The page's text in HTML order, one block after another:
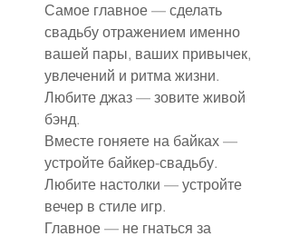
Самое главное — сделать
свадьбу отражением именно
вашей пары, ваших привычек,
увлечений и ритма жизни.
Любите джаз — зовите живой
бэнд.
Вместе гоняете на байках —
устройте байкер-свадьбу.
Любите настолки — устройте
вечер в стиле игр.
Главное — не гнаться за